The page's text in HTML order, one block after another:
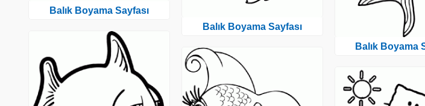
Balık Boyama Sayfası
Balık Boyama Sayfası
Balık Boyama